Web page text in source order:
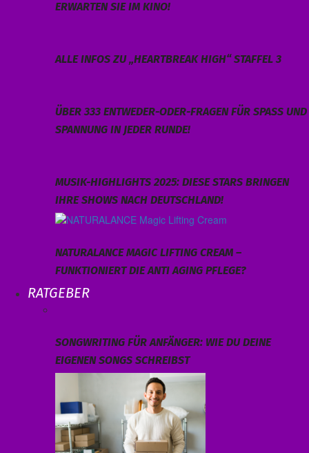
ERWARTEN SIE IM KINO!
ALLE INFOS ZU „HEARTBREAK HIGH“ STAFFEL 3
ÜBER 333 ENTWEDER-ODER-FRAGEN FÜR SPASS UND S
PANNUNG IN JEDER RUNDE!
MUSIK-HIGHLIGHTS 2025: DIESE STARS BRINGEN
IHRE SHOWS NACH DEUTSCHLAND!
NATURALANCE MAGIC LIFTING CREAM –
FUNKTIONIERT DIE ANTI AGING PFLEGE?
RATGEBER
SONGWRITING FÜR ANFÄNGER: WIE DU DEINE
EIGENEN SONGS SCHREIBST